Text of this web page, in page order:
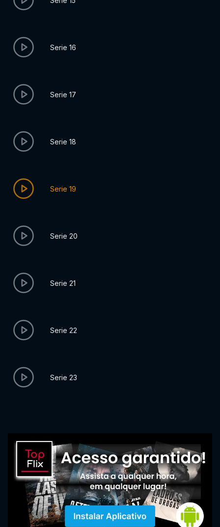
Serie 16
Serie 17
Serie 18
Serie 19
Serie 20
Serie 21
Serie 22
Serie 23